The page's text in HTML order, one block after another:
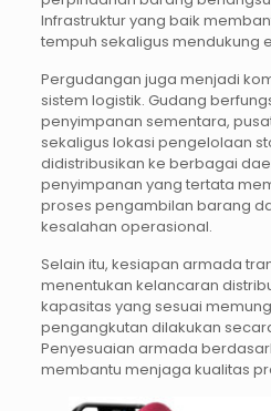
Infrastruktur yang baik
tempuh sekaligus mendukung
Pergudangan juga menjadi
sistem logistik. Gudang
penyimpanan sementara,
sekaligus lokasi pengelolaan
didistribusikan ke berbagai
penyimpanan yang tertata
proses pengambilan barang
kesalahan operasional.
Selain itu, kesiapan armada
menentukan kelancaran
kapasitas yang sesuai
pengangkutan dilakukan
Penyesuaian armada
membantu menjaga kualitas